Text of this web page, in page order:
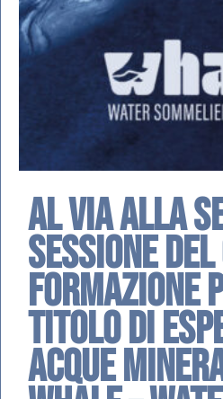
Al via alla
sessione
Formazione
Titolo di
Acque